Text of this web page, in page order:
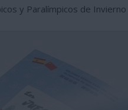
y Paralímpicos de